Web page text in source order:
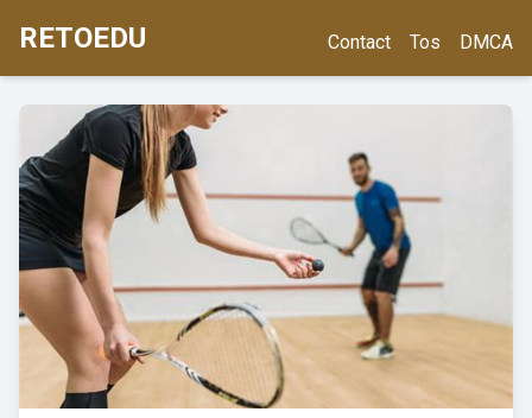
RETOEDU Contact Tos DMCA